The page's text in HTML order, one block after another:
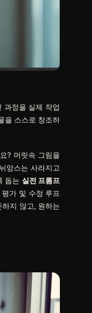
과정을 실제 작업
을 스스로 창조하
? 머릿속 그림을
앙스는 사라지고
돕는 실전 프롬프
가 및 수정 루프
지 않고, 원하는